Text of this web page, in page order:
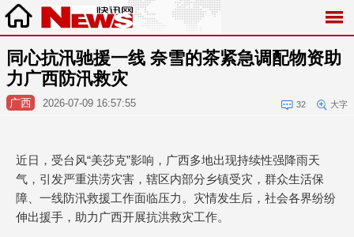
同心抗汛驰援一线 奈雪的茶紧急调配物资助
力广西防汛救灾
广西 2026-07-09 16:57:55 32 大字
近日，受台风“美莎克”影响，广西多地出现持续性强降雨天
气，引发严重洪涝灾害，辖区内部分乡镇受灾，群众生活保
障、一线防汛救援工作面临压力。灾情发生后，社会各界纷纷
伸出援手，助力广西开展抗洪救灾工作。